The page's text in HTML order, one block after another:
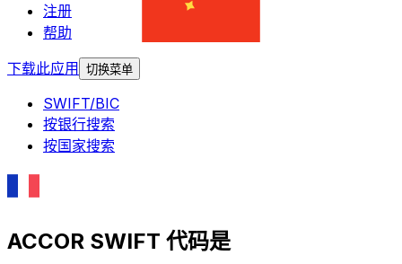
注册
帮助
下载此应用
切换菜单
SWIFT/BIC
按银行搜索
按国家搜索
ACCOR SWIFT 代码是